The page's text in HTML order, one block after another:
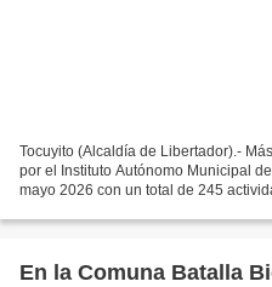
Tocuyito (Alcaldía de Libertador).-
por el Instituto Autónomo Municipal
mayo 2026 con un total de 245
En la Comuna Batalla